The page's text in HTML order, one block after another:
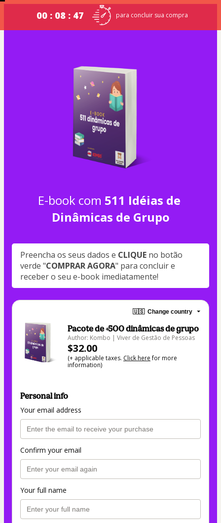
00 : 08 : 46 para concluir sua compra
E-book com 511 Idéias de
Dinâmicas de Grupo
Preencha os seus dados e CLIQUE no botão
verde "COMPRAR AGORA" para concluir e
receber o seu e-book imediatamente!
🇺🇸 Change country
Pacote de +500 dinâmicas de grupo
Author: Kombo | Viver de Gestão de Pessoas
$32.00
(+ applicable taxes. Click herefor more
information)
Personal info
Your email address
Confirm your email
Your full name